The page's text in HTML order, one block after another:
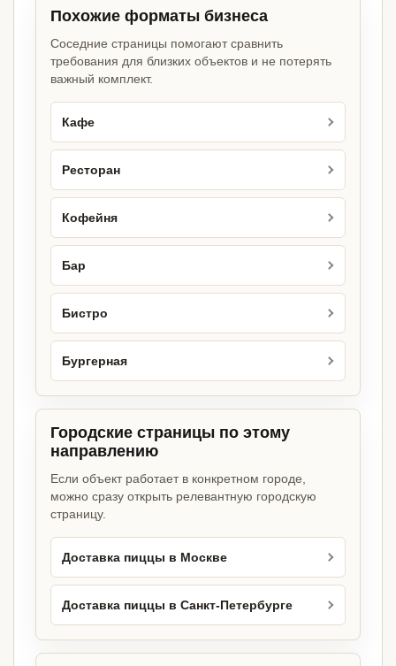
Похожие форматы бизнеса
Соседние страницы помогают сравнить
требования для близких объектов и не потерять
важный комплект.
Кафе
Ресторан
Кофейня
Бар
Бистро
Бургерная
Городские страницы по этому
направлению
Если объект работает в конкретном городе,
можно сразу открыть релевантную городскую
страницу.
Доставка пиццы в Москве
Доставка пиццы в Санкт-Петербурге